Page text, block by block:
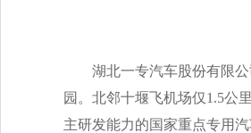
湖北一专汽车股份有限
园。北邻十堰飞机场仅1.5公
主研发能力的国家重点专用